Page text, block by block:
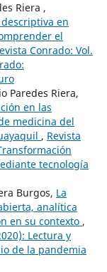
Riera ,
en
el
Conrado: Vol.
Paredes Riera,
en las
medicina del
, Revista
tecnología
Burgos, La
analítica
en su contexto ,
Lectura y
de la pandemia